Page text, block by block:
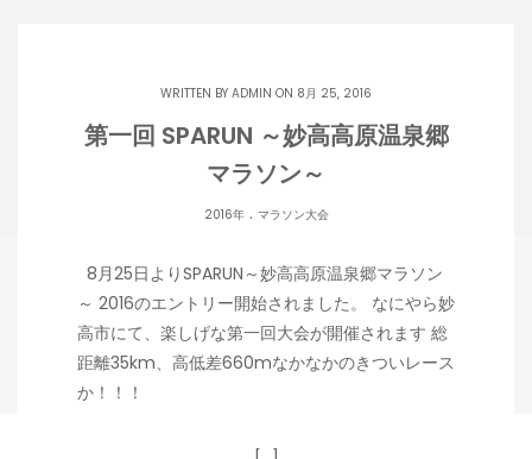
WRITTEN BY ADMIN ON 8月 25, 2016
第一回 SPARUN ～妙高高原温泉郷
マラソン～
2016年. マラソン大会
8月25日よりSPARUN～妙高高原温泉郷マラソン
～ 2016のエントリー開始されました。 なにやら妙
高市にて、楽しげな第一回大会が開催されます 総
距離35km、高低差660mなかなかのきついレース
か！！！